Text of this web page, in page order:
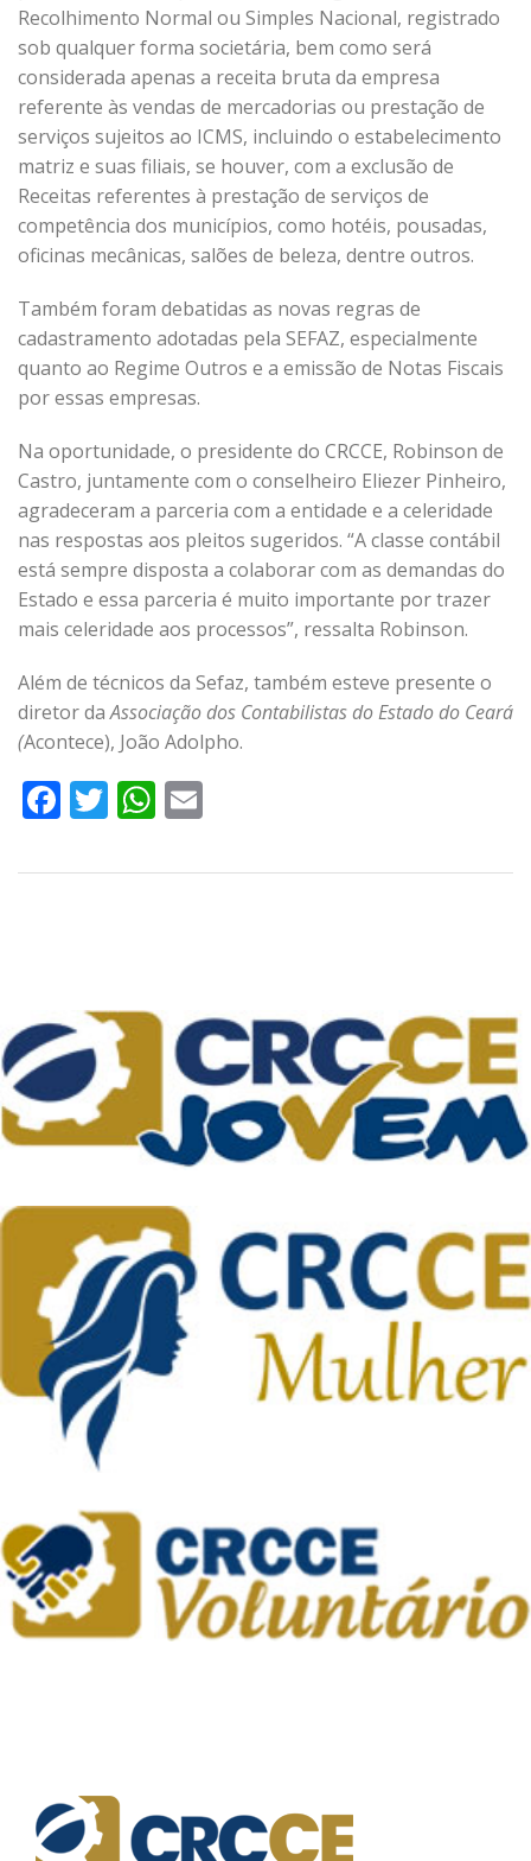
Recolhimento Normal ou Simples Nacional, registrado
sob qualquer forma societária, bem como será
considerada apenas a receita bruta da empresa
referente às vendas de mercadorias ou prestação de
serviços sujeitos ao ICMS, incluindo o estabelecimento
matriz e suas filiais, se houver, com a exclusão de
Receitas referentes à prestação de serviços de
competência dos municípios, como hotéis, pousadas,
oficinas mecânicas, salões de beleza, dentre outros.
Também foram debatidas as novas regras de
cadastramento adotadas pela SEFAZ, especialmente
quanto ao Regime Outros e a emissão de Notas Fiscais
por essas empresas.
Na oportunidade, o presidente do CRCCE, Robinson de
Castro, juntamente com o conselheiro Eliezer Pinheiro,
agradeceram a parceria com a entidade e a celeridade
nas respostas aos pleitos sugeridos. “A classe contábil
está sempre disposta a colaborar com as demandas do
Estado e essa parceria é muito importante por trazer
mais celeridade aos processos”, ressalta Robinson.
Além de técnicos da Sefaz, também esteve presente o
diretor daAssociação dos Contabilistas do Estado do Ceará
(Acontece), João Adolpho.
Facebook
TwitterWhatsApp